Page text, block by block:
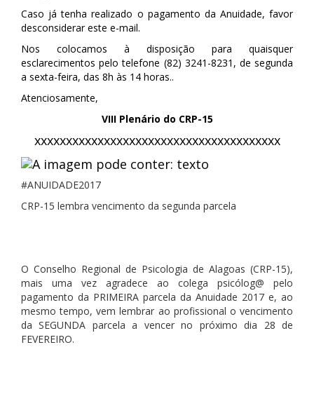
Caso já tenha realizado o pagamento da Anuidade, favor
desconsiderar este e-mail.
Nos colocamos à disposição para quaisquer
esclarecimentos pelo telefone (82) 3241-8231, de segunda
a sexta-feira, das 8h às 14 horas..
Atenciosamente,
VIII Plenário do CRP-15
xxxxxxxxxxxxxxxxxxxxxxxxxxxxxxxxxxxxxxx
#ANUIDADE2017
CRP-15 lembra vencimento da segunda parcela
O Conselho Regional de Psicologia de Alagoas (CRP-15),
mais uma vez agradece ao colega psicólog@ pelo
pagamento da PRIMEIRA parcela da Anuidade 2017 e, ao
mesmo tempo, vem lembrar ao profissional o vencimento
da SEGUNDA parcela a vencer no próximo dia 28 de
FEVEREIRO.